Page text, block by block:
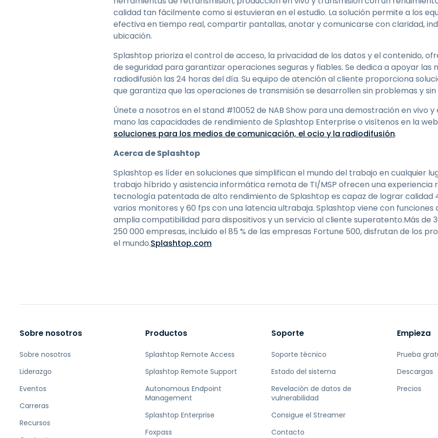
calidad tan fácilmente como si estuvieran en el estudio. La solución permite a los
efectiva en tiempo real, compartir pantallas, anotar y comunicarse con claridad,
ubicación.
Splashtop prioriza el control de acceso, la privacidad de los datos y el contenido,
de seguridad para garantizar operaciones seguras y fiables. Se dedica a apoyar las
radiodifusión las 24 horas del día. Su equipo de atención al cliente proporciona
que garantiza que las operaciones de transmisión se desarrollen sin problemas y
Únete a nosotros en el stand #10052 de NAB Show para una demostración en vivo
mano las capacidades de rendimiento de Splashtop Enterprise o visítenos en la
soluciones para los medios de comunicación, el ocio y la radiodifusión.
Acerca de Splashtop
Splashtop es líder en soluciones que simplifican el mundo del trabajo en cualquier
trabajo híbrido y asistencia informática remota de TI/MSP ofrecen una experiencia
tecnología patentada de alto rendimiento de Splashtop es capaz de lograr calidad
varios monitores y 60 fps con una latencia ultrabaja. Splashtop viene con funciones
amplia compatibilidad para dispositivos y un servicio al cliente superatento.Más de
250 000 empresas, incluido el 85 % de las empresas Fortune 500, disfrutan de los
el mundo.Splashtop.com
Sobre nosotros
Sobre nosotros
Liderazgo
Eventos
Carreras
Recursos
Productos
Splashtop Remote Access
Splashtop Remote Support
Autonomous Endpoint
Management
Splashtop Enterprise
Foxpass
Soporte
Soporte técnico
Estado del sistema
Revelación de datos de
vulnerabilidad
Consigue el Streamer
Contacto
Empieza
Prueba
Descargas
Precios